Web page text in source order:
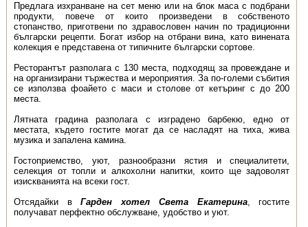
Предлага изхранване на сет меню или на блок маса с подбрани
продукти, повече от които произведени в собственото
стопанство, приготвени по здравословен начин по традиционни
български рецепти. Богат избор на отбрани вина, като винената
колекция е представена от типичните български сортове.
Ресторантът разполага с 130 места, подходящ за провеждане и
на организирани тържества и мероприятия. За по-големи събития
се използва фоайето с маси и столове от кетъринг с до 200
места.
Лятната градина разполага с изградено барбекю, едно от
местата, където гостите могат да се насладят на тиха, жива
музика и запалена камина.
Гостоприемство, уют, разнообразни ястия и специалитети,
селекция от топли и алкохолни напитки, които ще задоволят
изискванията на всеки гост.
Отсядайки вГарден хотел Света Екатерина, гостите
получават перфектно обслужване, удобство и уют.